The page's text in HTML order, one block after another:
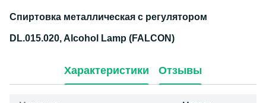
Спиртовка металлическая с регулятором
DL.015.020, Alcohol Lamp (FALCON)
Характеристики Отзывы